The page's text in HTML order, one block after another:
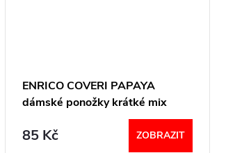
ENRICO COVERI PAPAYA
dámské ponožky krátké mix
85 Kč ZOBRAZIT